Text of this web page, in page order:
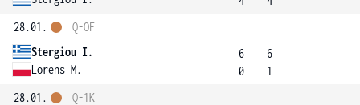
28.01.
Stergiou I.
Lorens M.
Q-OF
6
0
6
1
28.01.
Q-1K